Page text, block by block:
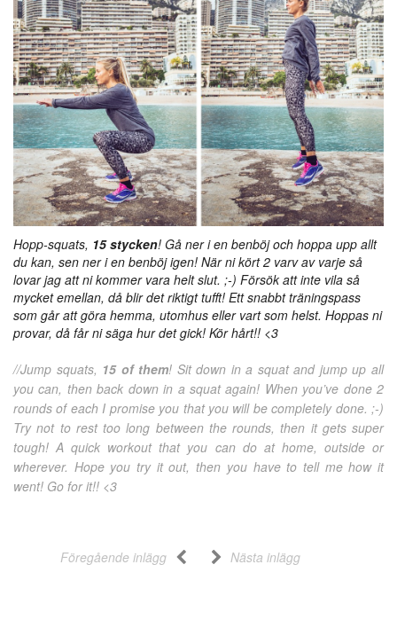
Hopp-squats, 15 stycken! Gå ner i en benböj och hoppa upp allt
du kan, sen ner i en benböj igen! När ni kört 2 varv av varje så
lovar jag att ni kommer vara helt slut. ;-) Försök att inte vila så
mycket emellan, då blir det riktigt tufft! Ett snabbt träningspass
som går att göra hemma, utomhus eller vart som helst. Hoppas ni
provar, då får ni säga hur det gick! Kör hårt!! <3
//Jump squats, 15 of them! Sit down in a squat and jump up all
you can, then back down in a squat again! When you’ve done 2
rounds of each I promise you that you will be completely done. ;-)
Try not to rest too long between the rounds, then it gets super
tough! A quick workout that you can do at home, outside or
wherever. Hope you try it out, then you have to tell me how it
went! Go for it!! <3
Föregående inlägg Nästa inlägg